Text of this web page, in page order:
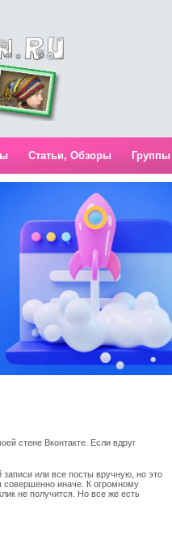
Статьи, Обзоры Группы
стене Вконтакте. Если вдруг
записи или все посты вручную, но это
иначе. К огромному
не получится. Но все же есть